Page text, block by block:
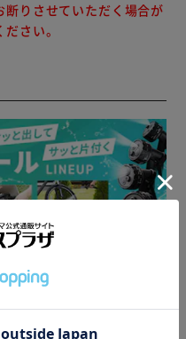
めします。
りさせていただく場合が
さい。